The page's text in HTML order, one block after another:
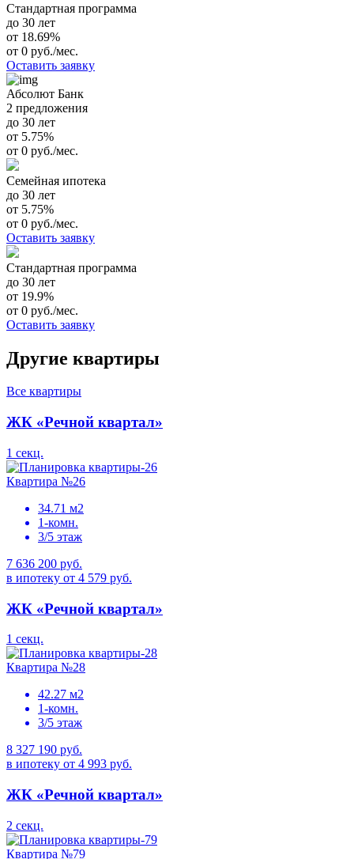
Стандартная программа
до 30 лет
от 18.69%
от 0 руб./мес.
Оставить заявку
Абсолют Банк
2 предложения
до 30 лет
от 5.75%
от 0 руб./мес.
Семейная ипотека
до 30 лет
от 5.75%
от 0 руб./мес.
Оставить заявку
Стандартная программа
до 30 лет
от 19.9%
от 0 руб./мес.
Оставить заявку
Другие квартиры
Все квартиры
ЖК «Речной квартал»
1 секц.
Квартира №26
34.71 м2
1-комн.
3/5 этаж
7 636 200 руб.
в ипотеку от 4 579 руб.
ЖК «Речной квартал»
1 секц.
Квартира №28
42.27 м2
1-комн.
3/5 этаж
8 327 190 руб.
в ипотеку от 4 993 руб.
ЖК «Речной квартал»
2 секц.
Квартира №79